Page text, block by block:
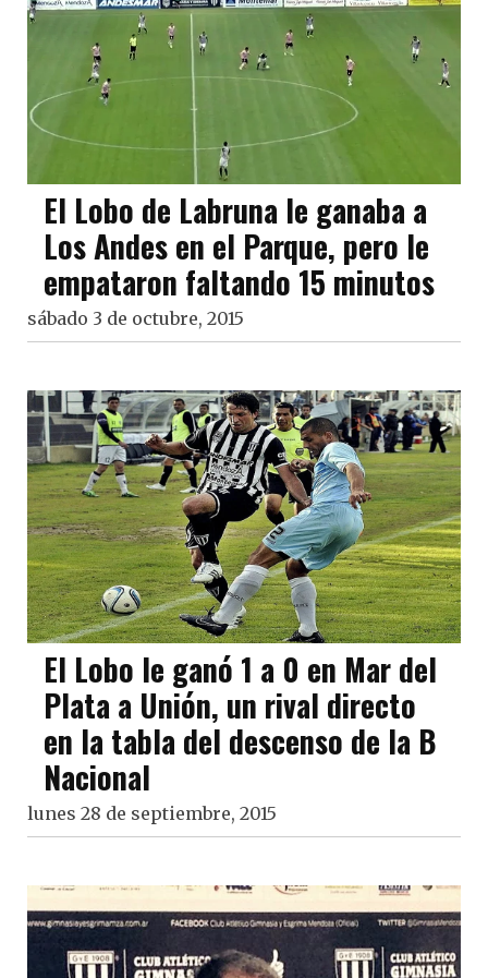
El Lobo de Labruna le ganaba a
Los Andes en el Parque, pero le
empataron faltando 15 minutos
sábado 3 de octubre, 2015
El Lobo le ganó 1 a 0 en Mar del
Plata a Unión, un rival directo
en la tabla del descenso de la B
Nacional
lunes 28 de septiembre, 2015